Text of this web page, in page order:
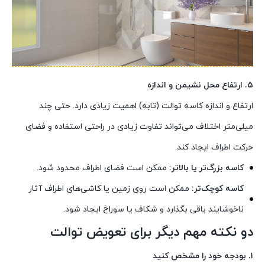
۵. ارتفاع محل نشیمن و اندازه
ارتفاع و اندازه کاسه توالت (تابه) اهمیت زیادی دارد. حتی چند
میلی‌متر اختلاف می‌تواند تفاوت زیادی در راحتی استفاده و فضای
حرکت اطراف ایجاد کند.
کاسه بزرگ‌تر یا بالاتر: ممکن است فضای اطراف محدود شود.
کاسه کوچک‌تر: ممکن است روی زمین یا کاشی‌های اطراف آثار
ناخوشایند باقی بگذارد و شکاف یا سوراخ ایجاد شود.
دو نکته مهم دیگر برای تعویض توالت
۱. بودجه خود را مشخص کنید